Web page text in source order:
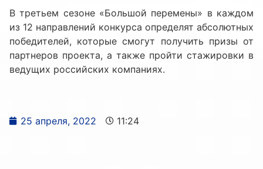
В третьем сезоне «Большой перемены» в каждом
из 12 направлений конкурса определят абсолютных
победителей, которые смогут получить призы от
партнеров проекта, а также пройти стажировки в
ведущих российских компаниях.
25 апреля, 2022 11:24